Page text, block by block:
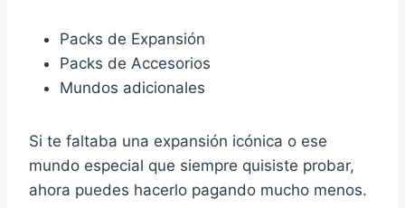
Packs de Expansión
Packs de Accesorios
Mundos adicionales
Si te faltaba una expansión icónica o ese
mundo especial que siempre quisiste probar,
ahora puedes hacerlo pagando mucho menos.